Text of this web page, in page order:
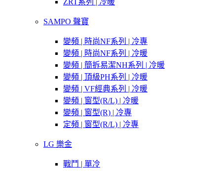
ZRT系列 | 冷暖
SAMPO 聲寶
變頻 | 時尚NF系列 | 冷專
變頻 | 時尚NF系列 | 冷暖
變頻 | 簡拆易潔NH系列 | 冷暖
變頻 | 頂級PH系列 | 冷暖
變頻 | VF經典系列 | 冷暖
變頻 | 窗型(R/L) | 冷暖
變頻 | 窗型(R) | 冷專
定頻 | 窗型(R/L) | 冷專
LG 樂金
戰鬥 | 單冷